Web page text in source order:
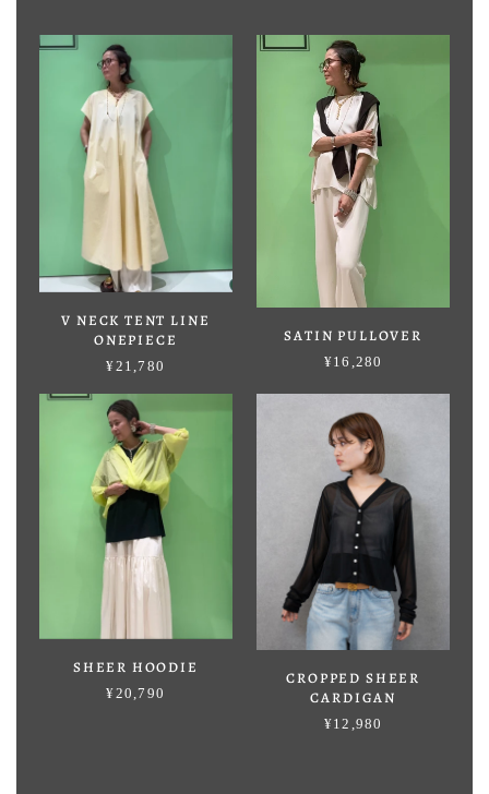
V NECK TENT LINE
ONEPIECE
¥21,780
SATIN PULLOVER
¥16,280
SHEER HOODIE
¥20,790
CROPPED SHEER
CARDIGAN
¥12,980